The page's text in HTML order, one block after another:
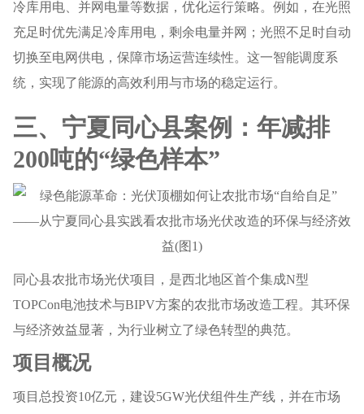
冷库用电、并网电量等数据，优化运行策略。例如，在光照
充足时优先满足冷库用电，剩余电量并网；光照不足时自动
切换至电网供电，保障市场运营连续性。这一智能调度系
统，实现了能源的高效利用与市场的稳定运行。
三、宁夏同心县案例：年减排
200吨的“绿色样本”
同心县农批市场光伏项目，是西北地区首个集成N型
TOPCon电池技术与BIPV方案的农批市场改造工程。其环保
与经济效益显著，为行业树立了绿色转型的典范。
项目概况
项目总投资10亿元，建设5GW光伏组件生产线，并在市场